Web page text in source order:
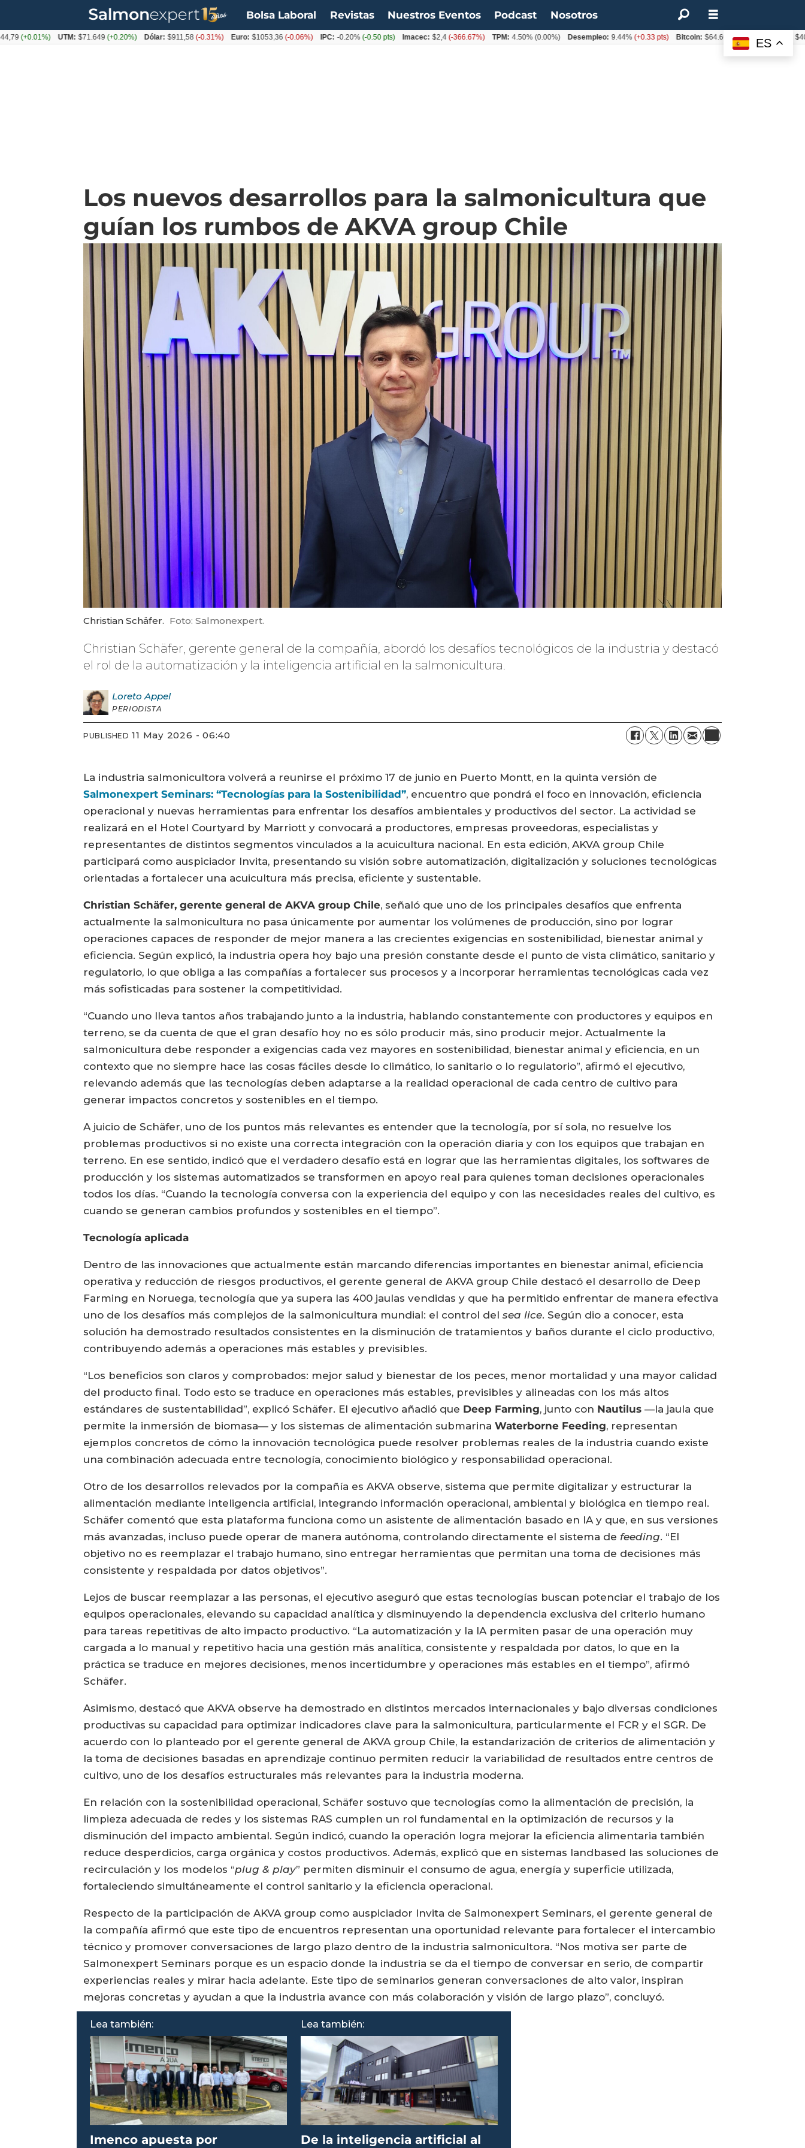
Bolsa Laboral Revistas Nuestros Eventos Podcast Nosotros
Los nuevos desarrollos para la salmonicultura que
guían los rumbos de AKVA group Chile
Christian Schäfer. Foto: Salmonexpert.
Christian Schäfer, gerente general de la compañía, abordó los desafíos tecnológicos de la industria y destacó
el rol de la automatización y la inteligencia artificial en la salmonicultura.
Loreto Appel
PERIODISTA
PUBLISHED 11 May 2026 - 06:40
La industria salmonicultora volverá a reunirse el próximo 17 de junio en Puerto Montt, en la quinta versión de
Salmonexpert Seminars: “Tecnologías para la Sostenibilidad”, encuentro que pondrá el foco en innovación, eficiencia
operacional y nuevas herramientas para enfrentar los desafíos ambientales y productivos del sector. La actividad se
realizará en el Hotel Courtyard by Marriott y convocará a productores, empresas proveedoras, especialistas y
representantes de distintos segmentos vinculados a la acuicultura nacional. En esta edición, AKVA group Chile
participará como auspiciador Invita, presentando su visión sobre automatización, digitalización y soluciones tecnológicas
orientadas a fortalecer una acuicultura más precisa, eficiente y sustentable.
Christian Schäfer, gerente general de AKVA group Chile, señaló que uno de los principales desafíos que enfrenta
actualmente la salmonicultura no pasa únicamente por aumentar los volúmenes de producción, sino por lograr
operaciones capaces de responder de mejor manera a las crecientes exigencias en sostenibilidad, bienestar animal y
eficiencia. Según explicó, la industria opera hoy bajo una presión constante desde el punto de vista climático, sanitario y
regulatorio, lo que obliga a las compañías a fortalecer sus procesos y a incorporar herramientas tecnológicas cada vez
más sofisticadas para sostener la competitividad.
“Cuando uno lleva tantos años trabajando junto a la industria, hablando constantemente con productores y equipos en
terreno, se da cuenta de que el gran desafío hoy no es sólo producir más, sino producir mejor. Actualmente la
salmonicultura debe responder a exigencias cada vez mayores en sostenibilidad, bienestar animal y eficiencia, en un
contexto que no siempre hace las cosas fáciles desde lo climático, lo sanitario o lo regulatorio”, afirmó el ejecutivo,
relevando además que las tecnologías deben adaptarse a la realidad operacional de cada centro de cultivo para
generar impactos concretos y sostenibles en el tiempo.
A juicio de Schäfer, uno de los puntos más relevantes es entender que la tecnología, por sí sola, no resuelve los
problemas productivos si no existe una correcta integración con la operación diaria y con los equipos que trabajan en
terreno. En ese sentido, indicó que el verdadero desafío está en lograr que las herramientas digitales, los softwares de
producción y los sistemas automatizados se transformen en apoyo real para quienes toman decisiones operacionales
todos los días. “Cuando la tecnología conversa con la experiencia del equipo y con las necesidades reales del cultivo, es
cuando se generan cambios profundos y sostenibles en el tiempo”.
Tecnología aplicada
Dentro de las innovaciones que actualmente están marcando diferencias importantes en bienestar animal, eficiencia
operativa y reducción de riesgos productivos, el gerente general de AKVA group Chile destacó el desarrollo de Deep
Farming en Noruega, tecnología que ya supera las 400 jaulas vendidas y que ha permitido enfrentar de manera efectiva
uno de los desafíos más complejos de la salmonicultura mundial: el control delsea lice. Según dio a conocer, esta
solución ha demostrado resultados consistentes en la disminución de tratamientos y baños durante el ciclo productivo,
contribuyendo además a operaciones más estables y previsibles.
“Los beneficios son claros y comprobados: mejor salud y bienestar de los peces, menor mortalidad y una mayor calidad
del producto final. Todo esto se traduce en operaciones más estables, previsibles y alineadas con los más altos
estándares de sustentabilidad”, explicó Schäfer. El ejecutivo añadió que Deep Farming, junto con Nautilus —la jaula que
permite la inmersión de biomasa— y los sistemas de alimentación submarinaWaterborne Feeding, representan
ejemplos concretos de cómo la innovación tecnológica puede resolver problemas reales de la industria cuando existe
una combinación adecuada entre tecnología, conocimiento biológico y responsabilidad operacional.
Otro de los desarrollos relevados por la compañía es AKVA observe, sistema que permite digitalizar y estructurar la
alimentación mediante inteligencia artificial, integrando información operacional, ambiental y biológica en tiempo real.
Schäfer comentó que esta plataforma funciona como un asistente de alimentación basado en IA y que, en sus versiones
más avanzadas, incluso puede operar de manera autónoma, controlando directamente el sistema de feeding. “El
objetivo no es reemplazar el trabajo humano, sino entregar herramientas que permitan una toma de decisiones más
consistente y respaldada por datos objetivos”.
Lejos de buscar reemplazar a las personas, el ejecutivo aseguró que estas tecnologías buscan potenciar el trabajo de los
equipos operacionales, elevando su capacidad analítica y disminuyendo la dependencia exclusiva del criterio humano
para tareas repetitivas de alto impacto productivo. “La automatización y la IA permiten pasar de una operación muy
cargada a lo manual y repetitivo hacia una gestión más analítica, consistente y respaldada por datos, lo que en la
práctica se traduce en mejores decisiones, menos incertidumbre y operaciones más estables en el tiempo”, afirmó
Schäfer.
Asimismo, destacó que AKVA observe ha demostrado en distintos mercados internacionales y bajo diversas condiciones
productivas su capacidad para optimizar indicadores clave para la salmonicultura, particularmente el FCR y el SGR. De
acuerdo con lo planteado por el gerente general de AKVA group Chile, la estandarización de criterios de alimentación y
la toma de decisiones basadas en aprendizaje continuo permiten reducir la variabilidad de resultados entre centros de
cultivo, uno de los desafíos estructurales más relevantes para la industria moderna.
En relación con la sostenibilidad operacional, Schäfer sostuvo que tecnologías como la alimentación de precisión, la
limpieza adecuada de redes y los sistemas RAS cumplen un rol fundamental en la optimización de recursos y la
disminución del impacto ambiental. Según indicó, cuando la operación logra mejorar la eficiencia alimentaria también
reduce desperdicios, carga orgánica y costos productivos. Además, explicó que en sistemas landbased las soluciones de
recirculación y los modelos “plug & play” permiten disminuir el consumo de agua, energía y superficie utilizada,
fortaleciendo simultáneamente el control sanitario y la eficiencia operacional.
Respecto de la participación de AKVA group como auspiciador Invita de Salmonexpert Seminars, el gerente general de
la compañía afirmó que este tipo de encuentros representan una oportunidad relevante para fortalecer el intercambio
técnico y promover conversaciones de largo plazo dentro de la industria salmonicultora. “Nos motiva ser parte de
Salmonexpert Seminars porque es un espacio donde la industria se da el tiempo de conversar en serio, de compartir
experiencias reales y mirar hacia adelante. Este tipo de seminarios generan conversaciones de alto valor, inspiran
mejoras concretas y ayudan a que la industria avance con más colaboración y visión de largo plazo”, concluyó.
Lea también:
Imenco apuesta por
Lea también:
De la inteligencia artificial al
ES
UTM: $71.649(+0.20%) Dólar: $911,58(-0.31%) Euro: $1053,36(-0.06%) IPC: -0.20%(-0.50 pts) Imacec: $2,4(-366.67%) TPM: 4.50% (0.00%) Desempleo: 9.44% (+0.33 pts) Bitcoin: $64.600,08(+2.93%)